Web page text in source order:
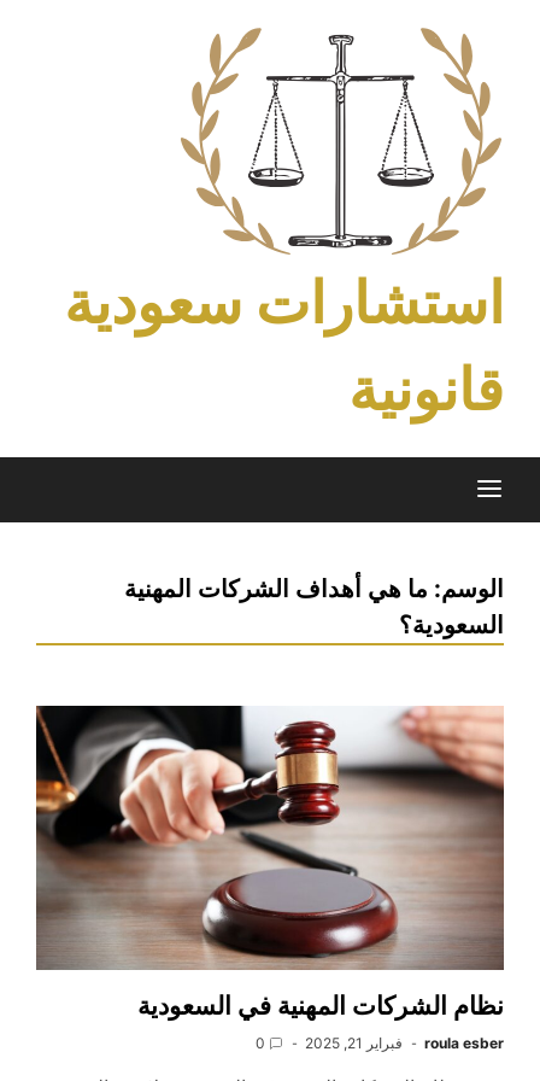
content
استشارات سعودية
قانونية
الوسم: ما هي أهداف الشركات المهنية
السعودية؟
نظام الشركات المهنية في السعودية
roula esber فبراير 21, 2025 0